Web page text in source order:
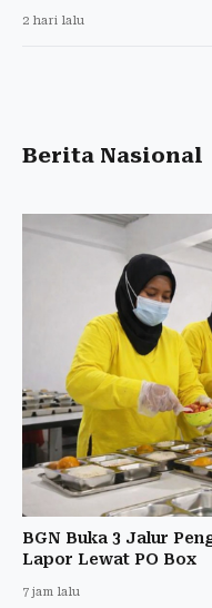
2 hari lalu
Berita Nasional
BGN Buka 3 Jalur
Lapor Lewat PO Box
7 jam lalu